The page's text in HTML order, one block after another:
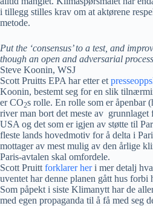
i tillegg stilles krav om at aktørene
metode.
Put the ‘consensus’ to a test, and
though an open and adversarial process
Steve Koonin, WSJ
Scott Pruitts EPA har etter et
Koonin, bestemt seg for en slik
er CO2s rolle. En rolle som er åpenbar
river man bort det meste av
USA og det som er igjen av støtte til
fleste lands hovedmotiv for å delta i
mottager av mest mulig av den årlige
Paris-avtalen skal omfordele.
Scott Pruitt forklarer heri mer detalj
uventet har denne planen gått hus forbi
Som påpekt i siste Klimanytt har de
med egen propaganda til å få med seg